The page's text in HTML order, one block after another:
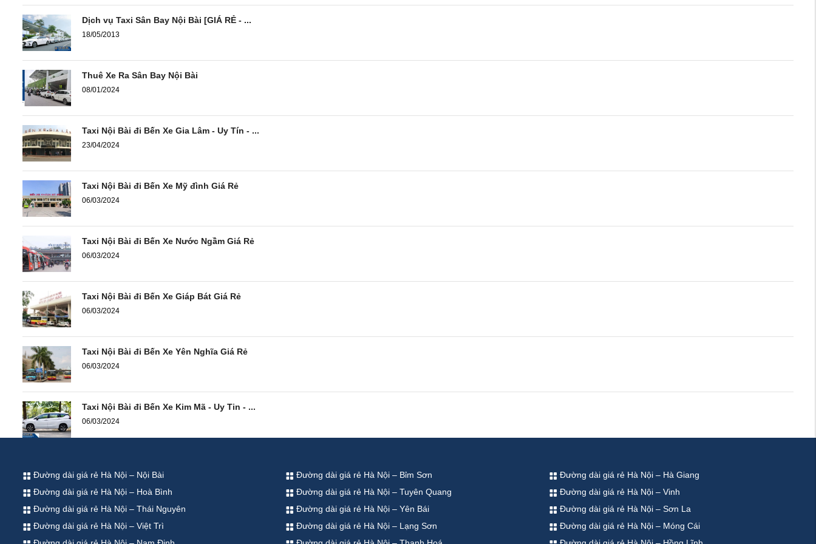
Dịch vụ Taxi Sân Bay Nội Bài [GIÁ RẺ - ...
18/05/2013
Thuê Xe Ra Sân Bay Nội Bài
08/01/2024
Taxi Nội Bài đi Bến Xe Gia Lâm - Uy Tín - ...
23/04/2024
Taxi Nội Bài đi Bến Xe Mỹ đình Giá Rẻ
06/03/2024
Taxi Nội Bài đi Bến Xe Nước Ngầm Giá Rẻ
06/03/2024
Taxi Nội Bài đi Bến Xe Giáp Bát Giá Rẻ
06/03/2024
Taxi Nội Bài đi Bến Xe Yên Nghĩa Giá Rẻ
06/03/2024
Taxi Nội Bài đi Bến Xe Kim Mã - Uy Tin - ...
06/03/2024
Đường dài giá rẻ Hà Nội – Nội Bài
Đường dài giá rẻ Hà Nội – Hoà Bình
Đường dài giá rẻ Hà Nội – Thái Nguyên
Đường dài giá rẻ Hà Nội – Việt Trì
Đường dài giá rẻ Hà Nội – Bỉm Sơn
Đường dài giá rẻ Hà Nội – Tuyên Quang
Đường dài giá rẻ Hà Nội – Yên Bái
Đường dài giá rẻ Hà Nội – Lạng Sơn
Đường dài giá rẻ Hà Nội – Hà Giang
Đường dài giá rẻ Hà Nội – Vinh
Đường dài giá rẻ Hà Nội – Sơn La
Đường dài giá rẻ Hà Nội – Móng Cái